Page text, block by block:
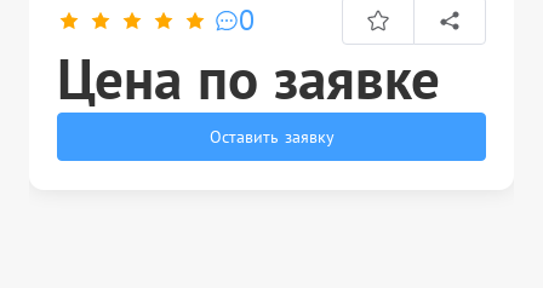
0
Цена по заявке
Оставить заявку